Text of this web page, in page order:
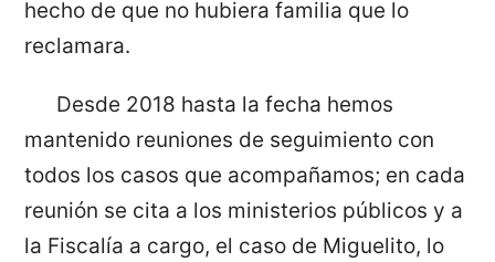
hecho de que no hubiera familia que lo
reclamara.
Desde 2018 hasta la fecha hemos
mantenido reuniones de seguimiento con
todos los casos que acompañamos; en cada
reunión se cita a los ministerios públicos y a
la Fiscalía a cargo, el caso de Miguelito, lo